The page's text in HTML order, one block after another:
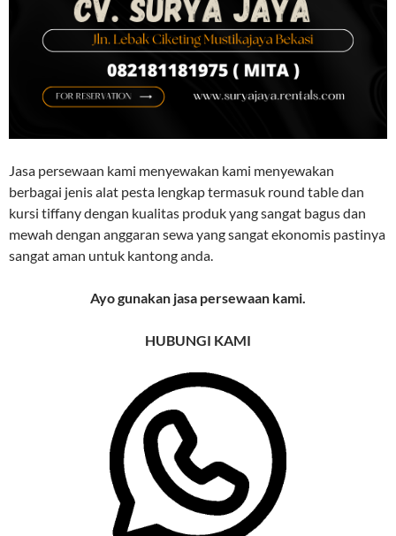
Jasa persewaan kami menyewakan kami menyewakan
berbagai jenis alat pesta lengkap termasuk round table dan
kursi tiffany dengan kualitas produk yang sangat bagus dan
mewah dengan anggaran sewa yang sangat ekonomis pastinya
sangat aman untuk kantong anda.
Ayo gunakan jasa persewaan kami.
HUBUNGI KAMI